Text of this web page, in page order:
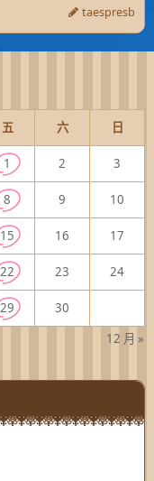
taespresb
五 六 日
12 月 »
1 2 3
8 9 10
15 16 17
22 23 24
29 30